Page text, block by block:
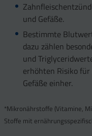
und Gefäße.
Bestimmte
dazu zählen
und
erhöhten Risiko
Gefäße einher.
*Mikronährstoffe (Vitamine,
Stoffe mit